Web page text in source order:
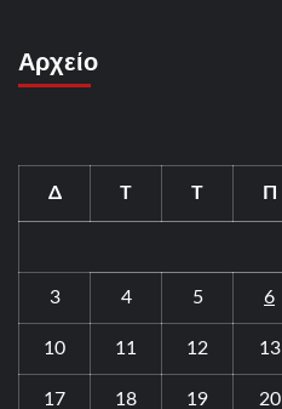
Αρχείο
Δ Τ Τ Π
3 4 5 6
10 11 12 13
17 18 19 20